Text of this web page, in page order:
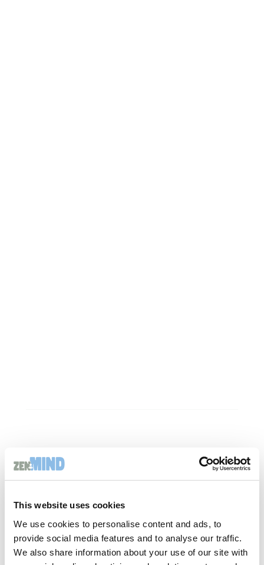
This website uses cookies
We use cookies to personalise content and ads, to
provide social media features and to analyse our traffic.
We also share information about your use of our site with